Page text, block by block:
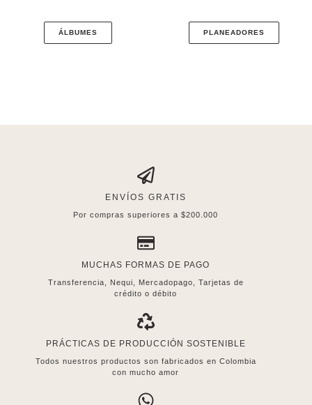
ÁLBUMES PLANEADORES
ENVÍOS GRATIS
Por compras superiores a $200.000
MUCHAS FORMAS DE PAGO
Transferencia, Nequi, Mercadopago, Tarjetas de
crédito o débito
PRÁCTICAS DE PRODUCCIÓN SOSTENIBLE
Todos nuestros productos son fabricados en Colombia
con mucho amor